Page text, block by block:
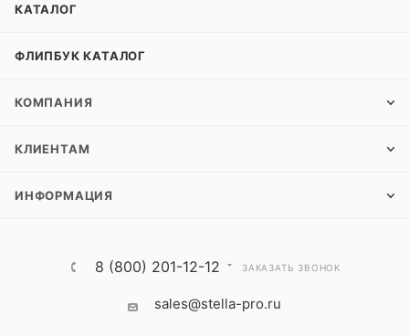
КАТАЛОГ
ФЛИПБУК КАТАЛОГ
КОМПАНИЯ
КЛИЕНТАМ
ИНФОРМАЦИЯ
8 (800) 201-12-12 ЗАКАЗАТЬ ЗВОНОК
sales@stella-pro.ru